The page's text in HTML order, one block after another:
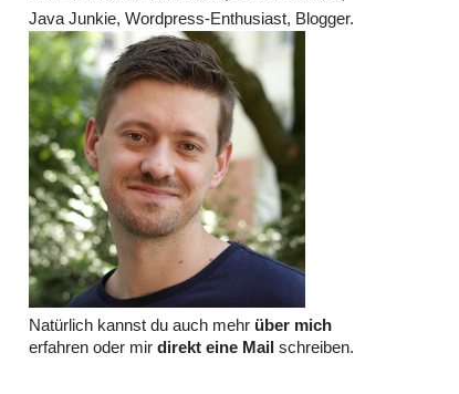
Java Junkie, Wordpress-Enthusiast, Blogger.
Natürlich kannst du auch mehr über mich
erfahren oder mirdirekt eine Mail schreiben.